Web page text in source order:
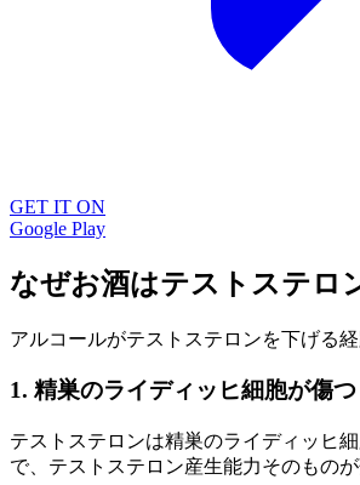
GET IT ON
Google Play
なぜお酒はテストステロ
アルコールがテストステロンを下げる経
1. 精巣のライディッヒ細胞が傷つ
テストステロンは精巣のライディッヒ
で、テストステロン産生能力そのものが